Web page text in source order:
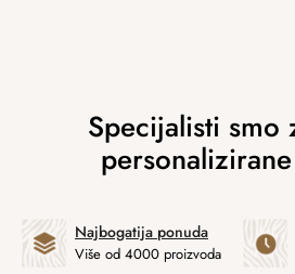
Najbogatija ponuda
Više od 4000 proizvoda